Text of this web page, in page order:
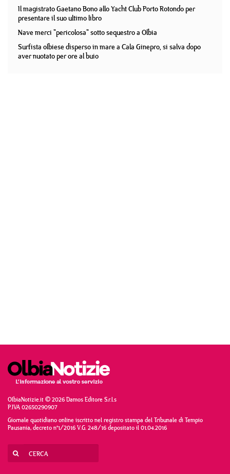
Il magistrato Gaetano Bono allo Yacht Club Porto Rotondo per
presentare il suo ultimo libro
Nave merci "pericolosa" sotto sequestro a Olbia
Surfista olbiese disperso in mare a Cala Ginepro, si salva dopo
aver nuotato per ore al buio
OlbiaNotizie.it © 2026 Damos Editore S.r.l.s
P.IVA 02650290907
Giornale quotidiano online iscritto nel registro stampa del Tribunale di Tempio
Pausania, decreto n°1/2016 V.G. 248/16 depositato il 01.04.2016